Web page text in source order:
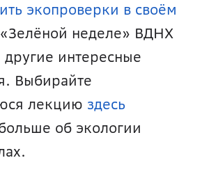
экопроверки в своём
неделе» ВДНХ
другие интересные
Выбирайте
лекцию здесь
об экологии